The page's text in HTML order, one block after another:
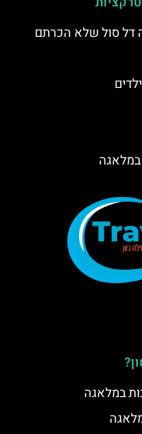
דל סול שלא הכרתם
במלאגה
במלאגה